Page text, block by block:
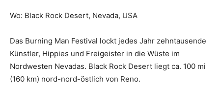
Wo: Black Rock Desert, Nevada, USA
Das Burning Man Festival lockt jedes Jahr zehntausende
Künstler, Hippies und Freigeister in die Wüste im
Nordwesten Nevadas. Black Rock Desert liegt ca. 100 mi
(160 km) nord-nord-östlich von Reno.